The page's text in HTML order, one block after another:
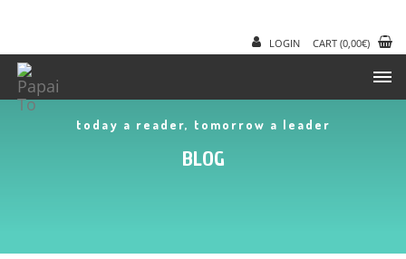
LOGIN CART (0,00€)
today a reader, tomorrow a leader
BLOG